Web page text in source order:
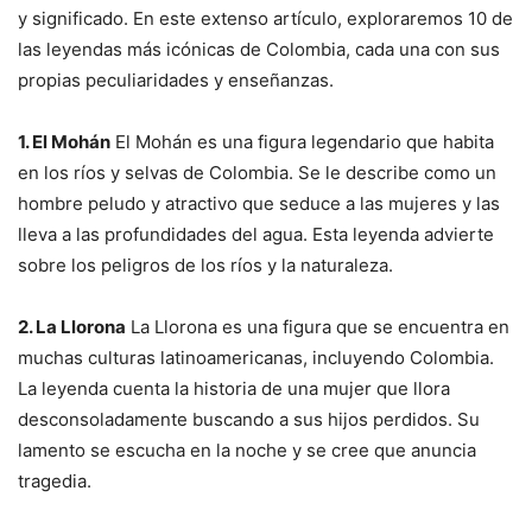
y significado. En este extenso artículo, exploraremos 10 de
las leyendas más icónicas de Colombia, cada una con sus
propias peculiaridades y enseñanzas.
1. El Mohán El Mohán es una figura legendario que habita
en los ríos y selvas de Colombia. Se le describe como un
hombre peludo y atractivo que seduce a las mujeres y las
lleva a las profundidades del agua. Esta leyenda advierte
sobre los peligros de los ríos y la naturaleza.
2. La Llorona La Llorona es una figura que se encuentra en
muchas culturas latinoamericanas, incluyendo Colombia.
La leyenda cuenta la historia de una mujer que llora
desconsoladamente buscando a sus hijos perdidos. Su
lamento se escucha en la noche y se cree que anuncia
tragedia.